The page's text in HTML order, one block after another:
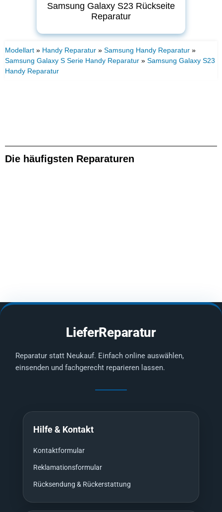
Samsung Galaxy S23 Rückseite
Reparatur
Modellart » Handy Reparatur » Samsung Handy Reparatur »
Samsung Galaxy S Serie Handy Reparatur » Samsung Galaxy S23
Handy Reparatur
Die häufigsten Reparaturen
LieferReparatur
Reparatur statt Neukauf. Einfach online auswählen,
einsenden und fachgerecht reparieren lassen.
Hilfe & Kontakt
Kontaktformular
Reklamationsformular
Rücksendung & Rückerstattung